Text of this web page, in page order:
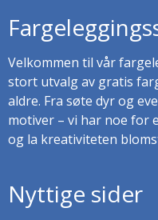
Velkommen til vår
stort utvalg av gratis
aldre. Fra søte dyr og
motiver – vi har noe for
og la kreativiteten
Nyttige sider